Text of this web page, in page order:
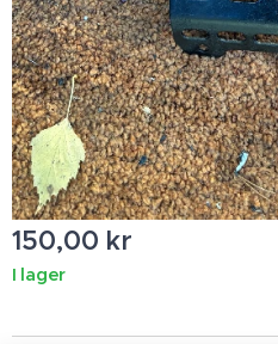
150,00 kr
I lager